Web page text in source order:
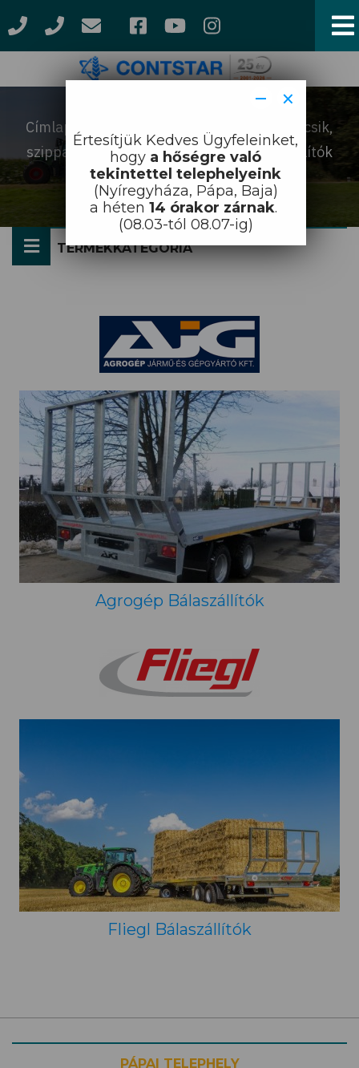
Morzsa
Címlap
Szállítmányozás gépei (pótkocsik,
szippantók, bálaszállítók...)
Bálaszállítók
Bálaszállítók
TERMÉKKATEGÓRIA
Agrogép Bálaszállítók
Fliegl Bálaszállítók
×
−
Értesítjük Kedves Ügyfeleinket,
hogy a hőségre való
tekintettel telephelyeink
(Nyíregyháza, Pápa, Baja)
a héten 14 órakor zárnak.
(08.03-tól 08.07-ig)
PÁPAI TELEPHELY